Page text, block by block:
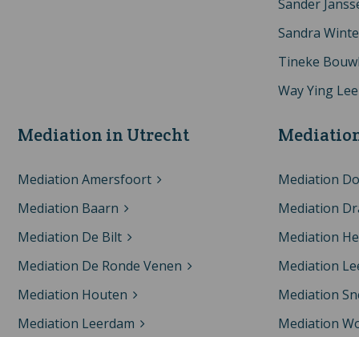
Sander
Sandra
Tineke
Way Ying Lee
Mediation in Utrecht
Mediation Amersfoort
Mediation Baarn
Mediation De Bilt
Mediation De Ronde Venen
Mediation Houten
Mediation Leerdam
Mediation
Mediation
Mediation
Mediation
Mediation
Mediation